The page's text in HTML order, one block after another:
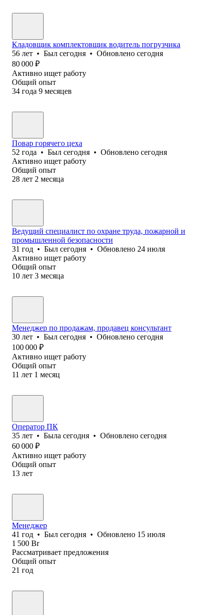
Кладовщик комплектовщик водитель погрузчика
56 лет • Был сегодня • Обновлено сегодня
80 000 ₽
Активно ищет работу
Общий опыт
34 года 9 месяцев
Повар горячего цеха
52 года • Был сегодня • Обновлено сегодня
Активно ищет работу
Общий опыт
28 лет 2 месяца
Ведущий специалист по охране труда, пожарной и
промышленной безопасности
31 год • Был сегодня • Обновлено 24 июля
Активно ищет работу
Общий опыт
10 лет 3 месяца
Менеджер по продажам, продавец консультант
30 лет • Был сегодня • Обновлено сегодня
100 000 ₽
Активно ищет работу
Общий опыт
11 лет 1 месяц
Оператор ПК
35 лет • Была сегодня • Обновлено сегодня
60 000 ₽
Активно ищет работу
Общий опыт
13 лет
Менеджер
41 год • Был сегодня • Обновлено 15 июля
1 500 Br
Рассматривает предложения
Общий опыт
21 год